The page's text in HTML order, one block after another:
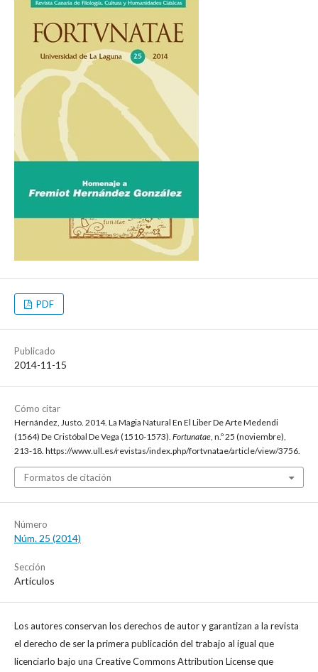
PDF
Publicado
2014-11-15
Cómo citar
Hernández, Justo. 2014. La Magia Natural En El Liber De Arte Medendi
(1564) De Cristóbal De Vega (1510-1573). Fortunatae , n.º 25 (noviembre),
213-18. https://www.ull.es/revistas/index.php/fortvnatae/article/view/3756.
Formatos de citación
Número
Núm. 25 (2014)
Sección
Artículos
Los autores conservan los derechos de autor y garantizan a la revista
el derecho de ser la primera publicación del trabajo al igual que
licenciarlo bajo una Creative Commons Attribution License que